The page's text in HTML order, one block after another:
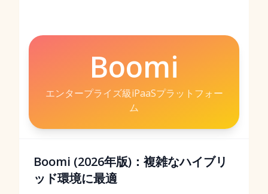
Boomi
エンタープライズ級iPaaSプラットフォー
ム
Boomi (2026年版)：複雑なハイブリ
ッド環境に最適